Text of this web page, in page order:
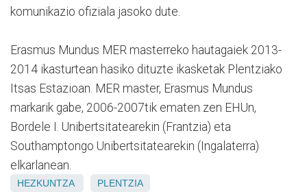
komunikazio ofiziala jasoko dute.
Erasmus Mundus MER masterreko hautagaiek 2013-
2014 ikasturtean hasiko dituzte ikasketak Plentziako
Itsas Estazioan. MER master, Erasmus Mundus
markarik gabe, 2006-2007tik ematen zen EHUn,
Bordele I. Unibertsitatearekin (Frantzia) eta
Southamptongo Unibertsitatearekin (Ingalaterra)
elkarlanean.
HEZKUNTZA PLENTZIA